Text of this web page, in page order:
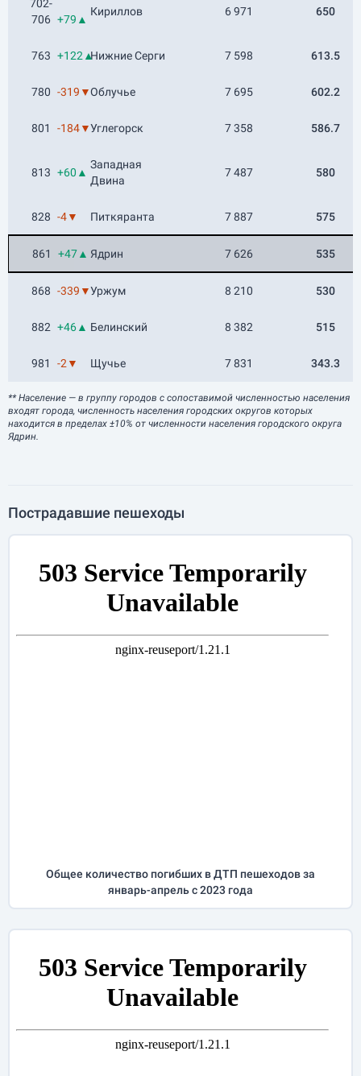
702-
706 +79▲
Кириллов 6 971 650
763 +122▲Нижние Серги 7 598 613.5
780 -319▼Облучье 7 695 602.2
801 -184▼Углегорск 7 358 586.7
813 +60▲
Западная
Двина
7 487 580
828 -4▼ Питкяранта 7 887 575
861 +47▲ Ядрин 7 626 535
868 -339▼Уржум 8 210 530
882 +46▲ Белинский 8 382 515
981 -2▼ Щучье 7 831 343.3
** Население — в группу городов с сопоставимой численностью населения
входят города, численность населения городских округов которых
находится в пределах ±10% от численности населения городского округа
Ядрин.
Пострадавшие пешеходы
Общее количество погибших в ДТП пешеходов за
январь-апрельс 2023 года